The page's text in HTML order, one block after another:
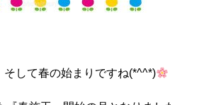
して春の始まりですね(*^^*)